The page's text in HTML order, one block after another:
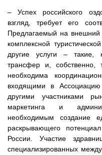
– Успех российского
взгляд, требует его
Предлагаемый на внешний
комплексной
другие услуги – такие,
трансфер и, собственно,
необходима
входящими в Ассоциацию
другими участниками
маркетинга и
необходимым создание
раскрывающего
России. Участие
специализированных